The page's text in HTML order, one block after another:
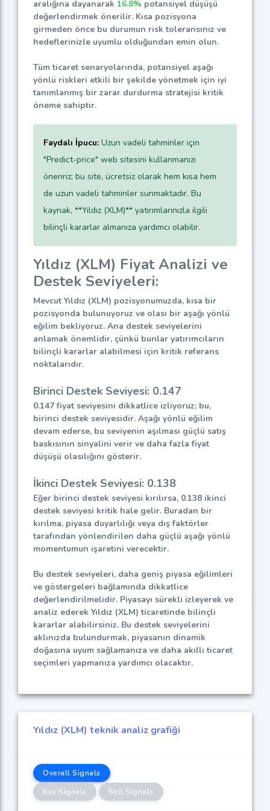
aralığına dayanarak 16.8% potansiyel düşüşü
değerlendirmek önerilir. Kısa pozisyona
girmeden önce bu durumun risk toleransınız ve
hedeflerinizle uyumlu olduğundan emin olun.
Tüm ticaret senaryolarında, potansiyel aşağı
yönlü riskleri etkili bir şekilde yönetmek için iyi
tanımlanmış bir zarar durdurma stratejisi kritik
öneme sahiptir.
Faydalı İpucu: Uzun vadeli tahminler için
"Predict-price" web sitesini kullanmanızı
öneririz; bu site, ücretsiz olarak hem kısa hem
de uzun vadeli tahminler sunmaktadır. Bu
kaynak, **Yıldız (XLM)** yatırımlarınızla ilgili
bilinçli kararlar almanıza yardımcı olabilir.
Yıldız (XLM) Fiyat Analizi ve
Destek Seviyeleri:
Mevcut Yıldız (XLM) pozisyonumuzda, kısa bir
pozisyonda bulunuyoruz ve olası bir aşağı yönlü
eğilim bekliyoruz. Ana destek seviyelerini
anlamak önemlidir, çünkü bunlar yatırımcıların
bilinçli kararlar alabilmesi için kritik referans
noktalarıdır.
Birinci Destek Seviyesi: 0.147
0.147 fiyat seviyesini dikkatlice izliyoruz; bu,
birinci destek seviyesidir. Aşağı yönlü eğilim
devam ederse, bu seviyenin aşılması güçlü satış
baskısının sinyalini verir ve daha fazla fiyat
düşüşü olasılığını gösterir.
İkinci Destek Seviyesi: 0.138
Eğer birinci destek seviyesi kırılırsa, 0.138 ikinci
destek seviyesi kritik hale gelir. Buradan bir
kırılma, piyasa duyarlılığı veya dış faktörler
tarafından yönlendirilen daha güçlü aşağı yönlü
momentumun işaretini verecektir.
Bu destek seviyeleri, daha geniş piyasa eğilimleri
ve göstergeleri bağlamında dikkatlice
değerlendirilmelidir. Piyasayı sürekli izleyerek ve
analiz ederek Yıldız (XLM) ticaretinde bilinçli
kararlar alabilirsiniz. Bu destek seviyelerini
aklınızda bulundurmak, piyasanın dinamik
doğasına uyum sağlamanıza ve daha akıllı ticaret
seçimleri yapmanıza yardımcı olacaktır.
Yıldız (XLM) teknik analiz grafiği
Overall Signals
Buy Signals
Sell Signals